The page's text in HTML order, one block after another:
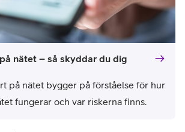
nätet – så skyddar du dig
på nätet bygger på förståelse för hur
fungerar och var riskerna finns.